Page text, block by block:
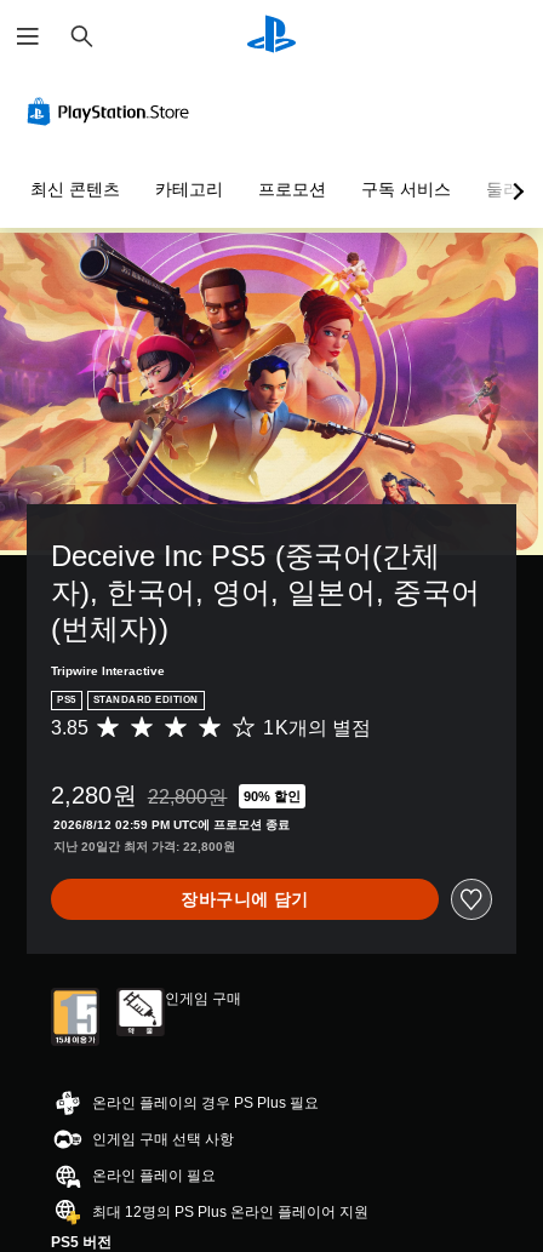
색
최신 콘텐츠 카테고리 프로모션 구독 서비스 둘러보
Deceive Inc PS5 (중국어(간체
자), 한국어, 영어, 일본어, 중국어
(번체자))
Tripwire Interactive
PS5 STANDARD EDITION
총
별
점
으
부
터
중
평
균
8
개
별
3.85 1K개의 별점
2,280원 22,800원의 원래 가격에서 할인됨
22,800원 90% 할인
2026/8/12 02:59 PM UTC에 프로모션 종료
지난 20일간 최저 가격: 22,800원
장바구니에 담기
인게임 구매
온라인 플레이의 경우 PS Plus 필요
인게임 구매 선택 사항
온라인 플레이 필요
최대 12명의 PS Plus 온라인 플레이어 지원
PS5 버전